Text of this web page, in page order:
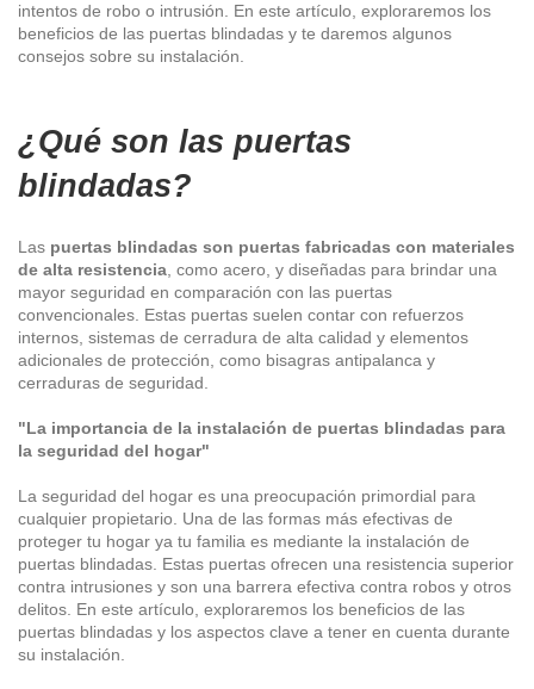
intentos de robo o intrusión. En este artículo, exploraremos los
beneficios de las puertas blindadas y te daremos algunos
consejos sobre su instalación.
¿Qué son las puertas
blindadas?
Las puertas blindadas son puertas fabricadas con materiales
de alta resistencia, como acero, y diseñadas para brindar una
mayor seguridad en comparación con las puertas
convencionales. Estas puertas suelen contar con refuerzos
internos, sistemas de cerradura de alta calidad y elementos
adicionales de protección, como bisagras antipalanca y
cerraduras de seguridad.
"La importancia de la instalación de puertas blindadas para
la seguridad del hogar"
La seguridad del hogar es una preocupación primordial para
cualquier propietario. Una de las formas más efectivas de
proteger tu hogar ya tu familia es mediante la instalación de
puertas blindadas. Estas puertas ofrecen una resistencia superior
contra intrusiones y son una barrera efectiva contra robos y otros
delitos. En este artículo, exploraremos los beneficios de las
puertas blindadas y los aspectos clave a tener en cuenta durante
su instalación.